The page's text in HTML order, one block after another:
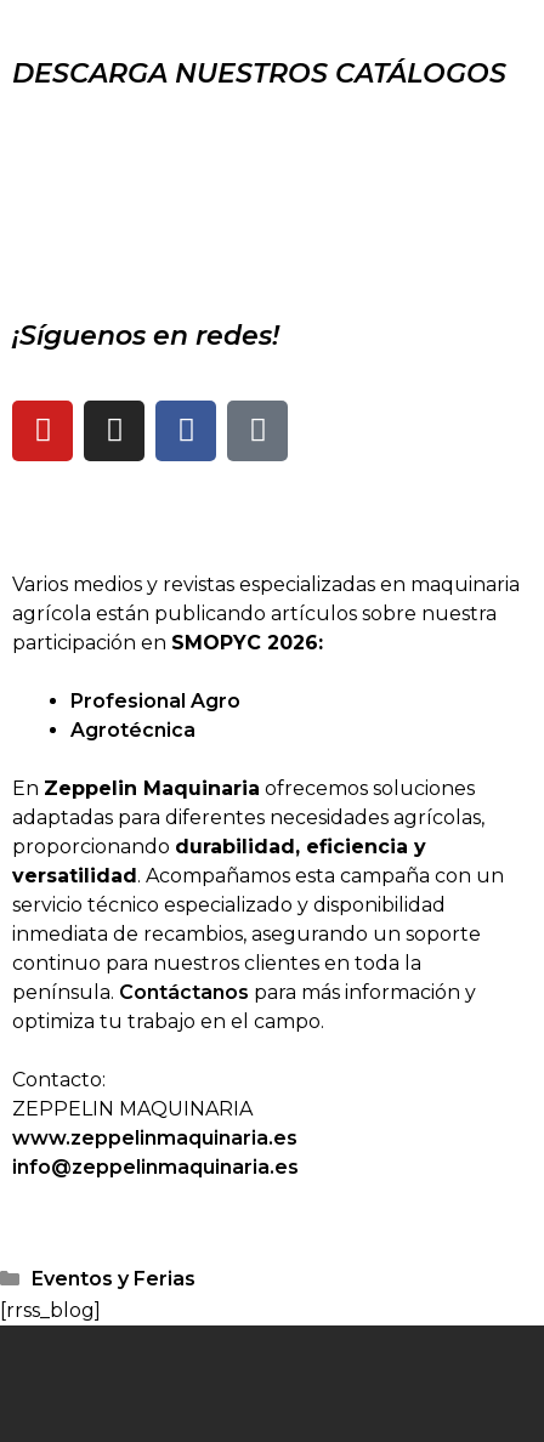
DESCARGA NUESTROS CATÁLOGOS
¡Síguenos en redes!
Varios medios y revistas especializadas en maquinaria
agrícola están publicando artículos sobre nuestra
participación en SMOPYC 2026:
Profesional Agro
Agrotécnica
En Zeppelin Maquinaria ofrecemos soluciones
adaptadas para diferentes necesidades agrícolas,
proporcionando durabilidad, eficiencia y
versatilidad. Acompañamos esta campaña con un
servicio técnico especializado y disponibilidad
inmediata de recambios, asegurando un soporte
continuo para nuestros clientes en toda la
península. Contáctanos para más información y
optimiza tu trabajo en el campo.
Contacto:
ZEPPELIN MAQUINARIA
www.zeppelinmaquinaria.es
info@zeppelinmaquinaria.es
Eventos y Ferias
[rrss_blog]